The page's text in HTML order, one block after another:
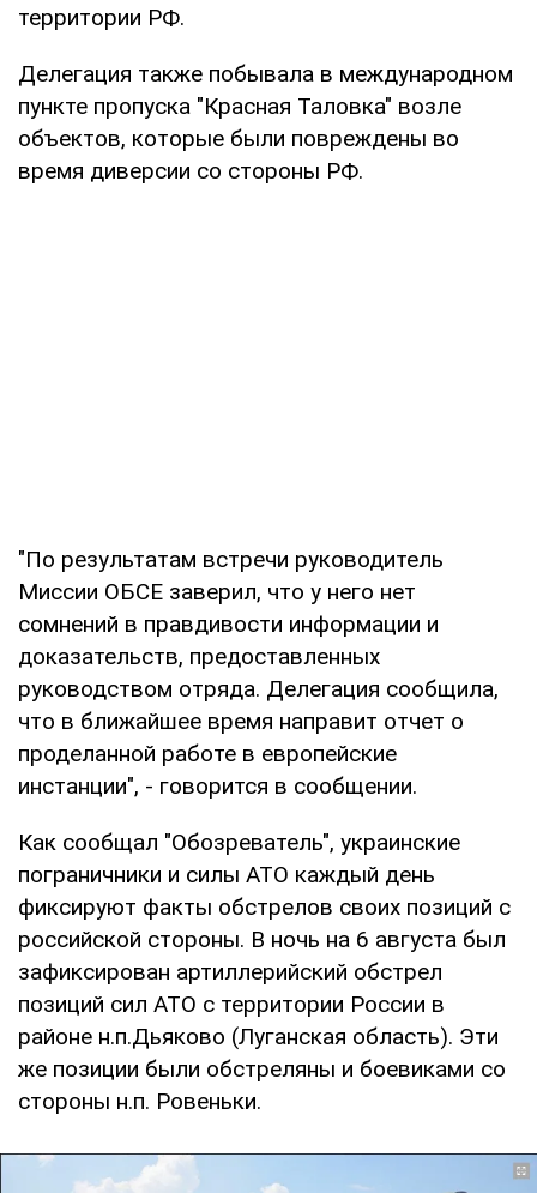
территории РФ.
Делегация также побывала в международном
пункте пропуска "Красная Таловка" возле
объектов, которые были повреждены во
время диверсии со стороны РФ.
"По результатам встречи руководитель
Миссии ОБСЕ заверил, что у него нет
сомнений в правдивости информации и
доказательств, предоставленных
руководством отряда. Делегация сообщила,
что в ближайшее время направит отчет о
проделанной работе в европейские
инстанции", - говорится в сообщении.
Как сообщал "Обозреватель", украинские
пограничники и силы АТО каждый день
фиксируют факты обстрелов своих позиций с
российской стороны. В ночь на 6 августа был
зафиксирован артиллерийский обстрел
позиций сил АТО с территории России в
районе н.п.Дьяково (Луганская область). Эти
же позиции были обстреляны и боевиками со
стороны н.п. Ровеньки.